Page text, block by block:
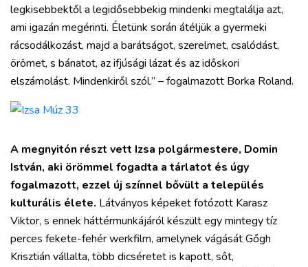
legkisebbektől a legidősebbekig mindenki megtalálja azt,
ami igazán megérinti. Életünk során átéljük a gyermeki
rácsodálkozást, majd a barátságot, szerelmet, csalódást,
örömet, s bánatot, az ifjúsági lázat és az időskori
elszámolást. Mindenkiről szól.” – fogalmazott Borka Roland.
A megnyitón részt vett Izsa polgármestere, Domin
István, aki örömmel fogadta a tárlatot és úgy
fogalmazott, ezzel új színnel bővült a település
kulturális élete. Látványos képeket fotózott Karasz
Viktor, s ennek háttérmunkájáról készült egy mintegy tíz
perces fekete-fehér werkfilm, amelynek vágását Gőgh
Krisztián vállalta, több dicséretet is kapott, sőt,